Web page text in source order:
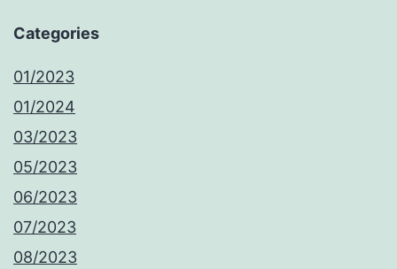
Categories
01/2023
01/2024
03/2023
05/2023
06/2023
07/2023
08/2023